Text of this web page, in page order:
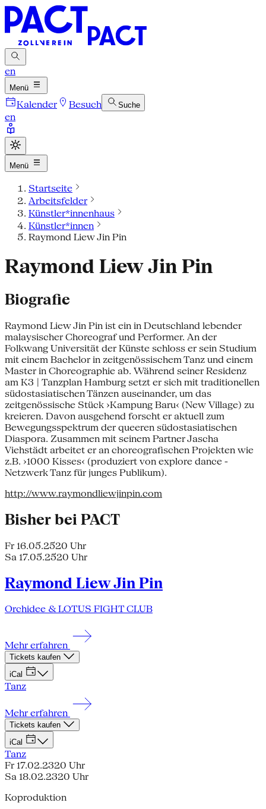
en
Menü
Kalender Besuch Suche
en
Menü
Startseite
Arbeitsfelder
Künstler*innenhaus
Künstler*innen
Raymond Liew Jin Pin
Raymond Liew Jin Pin
Biografie
Raymond Liew Jin Pin ist ein in Deutschland lebender
malaysischer Choreograf und Performer. An der
Folkwang Universität der Künste schloss er sein Studium
mit einem Bachelor in zeitgenössischem Tanz und einem
Master in Choreographie ab. Während seiner Residenz
am K3 | Tanzplan Hamburg setzt er sich mit traditionellen
südostasiatischen Tänzen auseinander, um das
zeitgenössische Stück ›Kampung Baru‹ (New Village) zu
kreieren. Davon ausgehend forscht er aktuell zum
Bewegungsspektrum der queeren südostasiatischen
Diaspora. Zusammen mit seinem Partner Jascha
Viehstädt arbeitet er an choreografischen Projekten wie
z.B. ›1000 Kisses‹ (produziert von explore dance -
Netzwerk Tanz für junges Publikum).
http://www.raymondliewjinpin.com
Bisher bei PACT
Fr 16.05.2520 Uhr
Sa 17.05.2520 Uhr
Raymond Liew Jin Pin
Orchidee & LOTUS FIGHT CLUB
Mehr erfahren
Tickets kaufen
iCal
Tanz
Mehr erfahren
Tickets kaufen
iCal
Tanz
Fr 17.02.2320 Uhr
Sa 18.02.2320 Uhr
Koproduktion